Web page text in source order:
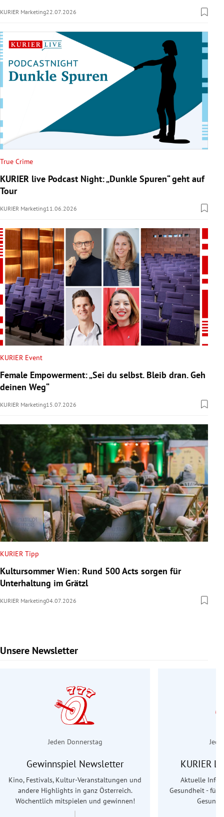
KURIER Marketing22.07.2026
True Crime
KURIER live Podcast Night: „Dunkle Spuren“ geht auf
Tour
KURIER Marketing11.06.2026
KURIER Event
Female Empowerment: „Sei du selbst. Bleib dran. Geh
deinen Weg“
KURIER Marketing15.07.2026
KURIER Tipp
Kultursommer Wien: Rund 500 Acts sorgen für
Unterhaltung im Grätzl
KURIER Marketing04.07.2026
Unsere Newsletter
Slide 1 von 6
Jeden Donnerstag
Gewinnspiel Newsletter
Kino, Festivals, Kultur-Veranstaltungen und
andere Highlights in ganz Österreich.
Wöchentlich mitspielen und gewinnen!
KURIER
Aktuelle
Gesundheit - für